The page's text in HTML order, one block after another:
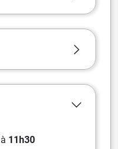
à 11h30